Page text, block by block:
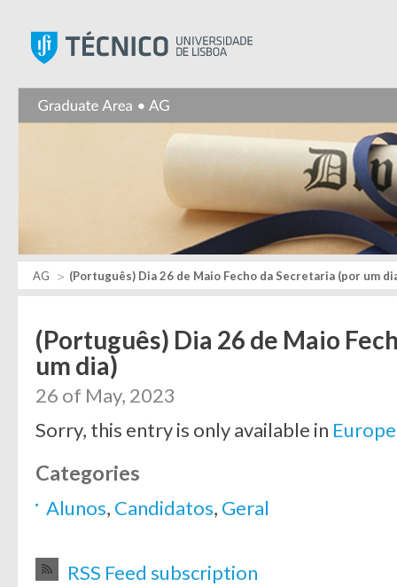
AG (Português) Dia 26 de Maio Fecho da Secretaria (por um
(Português) Dia 26 de Maio
um dia)
26 of May, 2023
Sorry, this entry is only available in
Categories
Alunos, Candidatos, Geral
RSS Feed subscription